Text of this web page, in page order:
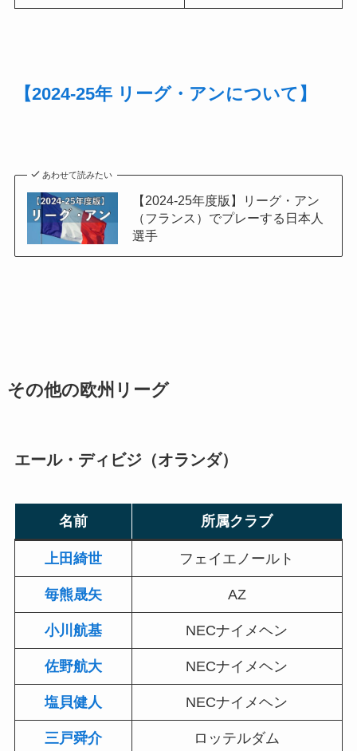
【2024-25年 リーグ・アンについて】
あわせて読みたい
【2024-25年度版】リーグ・アン
（フランス）でプレーする日本人
選手
その他の欧州リーグ
エール・ディビジ（オランダ）
名前 所属クラブ
上田綺世 フェイエノールト
毎熊晟矢 AZ
小川航基 NECナイメヘン
佐野航大 NECナイメヘン
塩貝健人 NECナイメヘン
三戸舜介 ロッテルダム